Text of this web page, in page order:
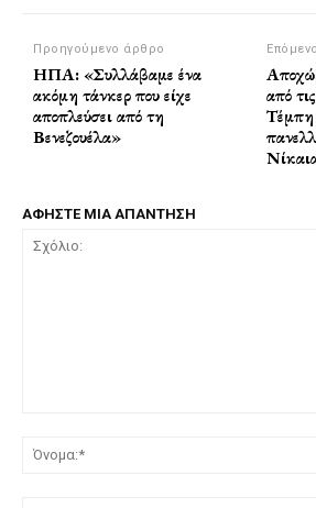
Προηγούμενο άρθρο
ΗΠΑ: «Συλλάβαμε ένα
ακόμη τάνκερ που είχε
αποπλεύσει από τη
Βενεζουέλα»
από
ΑΦΗΣΤΕ ΜΙΑ ΑΠΑΝΤΗΣΗ